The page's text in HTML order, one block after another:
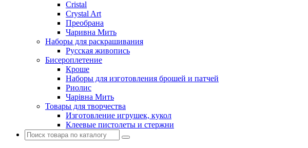
Cristal
Crystal Art
Преобрана
Чаривна Мить
Наборы для раскрашивания
Русская живопись
Бисероплетение
Кроше
Наборы для изготовления брошей и патчей
Риолис
Чарiвна Мить
Товары для творчества
Изготовление игрушек, кукол
Клеевые пистолеты и стержни